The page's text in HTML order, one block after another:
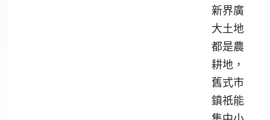
新界廣
大土地
都是農
耕地，
舊式市
鎮祇能